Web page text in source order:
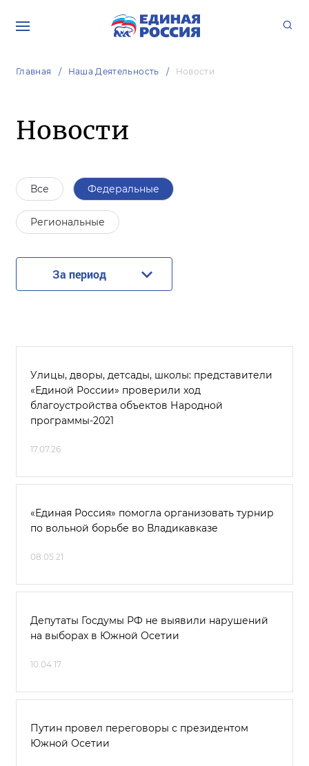
Главная Наша Деятельность Новости
Новости
Все Федеральные
Региональные
За период
Улицы, дворы, детсады, школы: представители
«Единой России» проверили ход
благоустройства объектов Народной
программы-2021
17.07.26
«Единая Россия» помогла организовать турнир
по вольной борьбе во Владикавказе
08.05.21
Депутаты Госдумы РФ не выявили нарушений
на выборах в Южной Осетии
10.04.17
Путин провел переговоры с президентом
Южной Осетии